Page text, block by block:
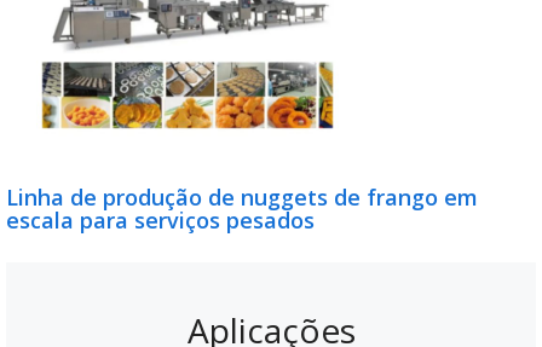
Linha de produção de nuggets de frango em
escala para serviços pesados
Aplicações